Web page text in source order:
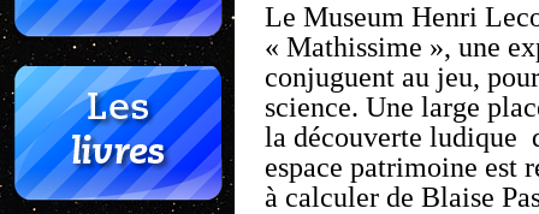
Le Museum Henri
« Mathissime », une
conjuguent au jeu,
science. Une large
la découverte ludique
espace patrimoine est
à calculer de Blaise